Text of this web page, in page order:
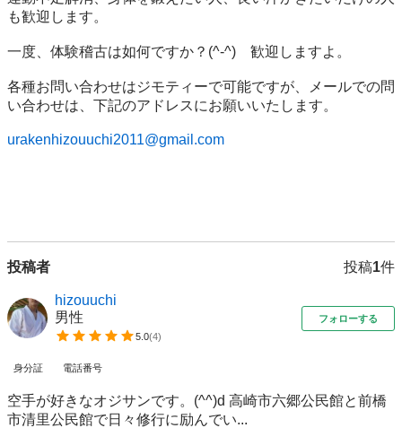
も歓迎します。
一度、体験稽古は如何ですか？(^-^)ゝ歓迎しますよ。
各種お問い合わせはジモティーで可能ですが、メールでの問
い合わせは、下記のアドレスにお願いいたします。
urakenhizouuchi2011@gmail.com
投稿者 投稿1件
hizouuchi
男性
5.0(4)
フォローする
身分証 電話番号
空手が好きなオジサンです。(^^)d 高崎市六郷公民館と前橋
市清里公民館で日々修行に励んでい...